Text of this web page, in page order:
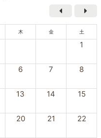
木 金 土
1
6 7 8
13 14 15
20 21 22